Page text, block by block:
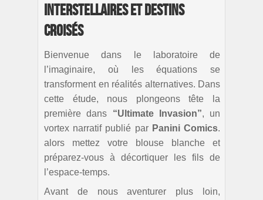
Interstellaires et Destins
Croisés
Bienvenue dans le laboratoire de
l’imaginaire, où les équations se
transforment en réalités alternatives. Dans
cette étude, nous plongeons tête la
première dans “Ultimate Invasion”, un
vortex narratif publié par Panini Comics.
alors mettez votre blouse blanche et
préparez-vous à décortiquer les fils de
l’espace-temps.
Avant de nous aventurer plus loin,